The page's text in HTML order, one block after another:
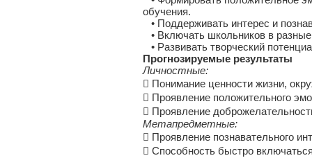
обучения.
• Поддерживать интерес и
• Включать школьников в
• Развивать творческий
Прогнозируемые результаты
Личностные:
 Понимание ценности жизни,
 Проявление положительного
 Проявление
Метапредметные:
 Проявление познавательного
 Способность быстро